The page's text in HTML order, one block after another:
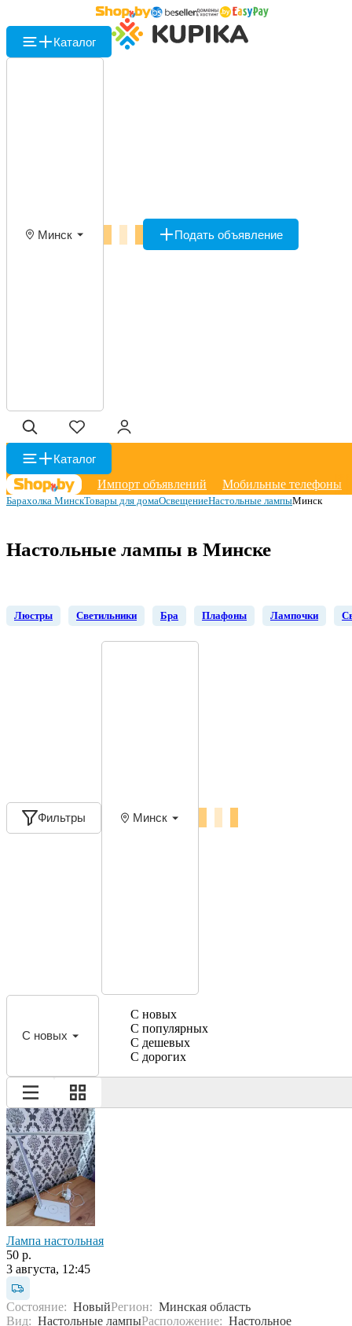
Каталог
Минск Подать объявление
Каталог
Импорт объявлений
Мобильные телефоны
Барахолка МинскТовары для домаОсвещениеНастольные лампыМинск
Настольные лампы в Минске
Люстры Светильники Бра Плафоны Лампочки
Фильтры Минск
С новых
С новых
С популярных
С дешевых
С дорогих
Лампа настольная
50 р.
3 августа, 12:45
Состояние: НовыйРегион: Минская область
Вид: Настольные лампыРасположение: Настольное